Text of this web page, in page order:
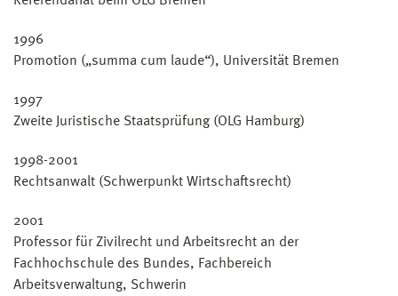
1996
Promotion („summa cum laude“), Universität Bremen
1997
Zweite Juristische Staatsprüfung (OLG Hamburg)
1998-2001
Rechtsanwalt (Schwerpunkt Wirtschaftsrecht)
2001
Professor für Zivilrecht und Arbeitsrecht an der
Fachhochschule des Bundes, Fachbereich
Arbeitsverwaltung, Schwerin